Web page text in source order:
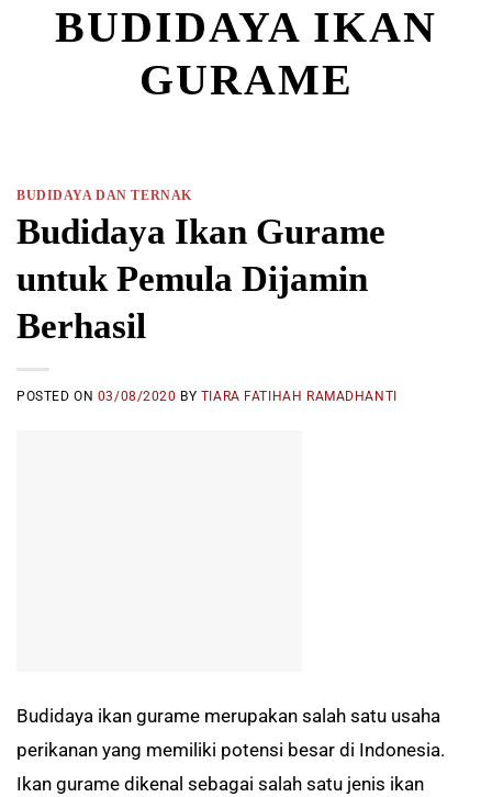
BUDIDAYA IKAN
GURAME
BUDIDAYA DAN TERNAK
Budidaya Ikan Gurame
untuk Pemula Dijamin
Berhasil
POSTED ON 03/08/2020 BY TIARA FATIHAH RAMADHANTI
Budidaya ikan gurame merupakan salah satu usaha
perikanan yang memiliki potensi besar di Indonesia.
Ikan gurame dikenal sebagai salah satu jenis ikan